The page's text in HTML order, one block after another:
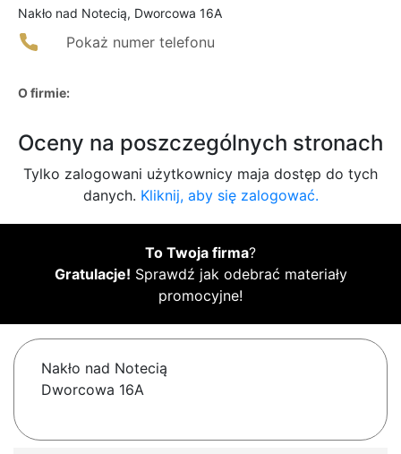
Nakło nad Notecią, Dworcowa 16A
Pokaż numer telefonu
O firmie:
Oceny na poszczególnych stronach
Tylko zalogowani użytkownicy maja dostęp do tych
danych. Kliknij, aby się zalogować.
To Twoja firma?
Gratulacje! Sprawdź jak odebrać materiały
promocyjne!
Nakło nad Notecią
Dworcowa 16A